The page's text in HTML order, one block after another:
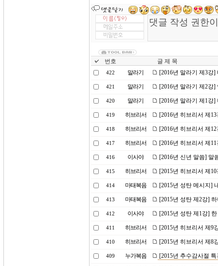
번호 글 제 목
422 말라기 [2016년 말라기 제3강
421 말라기 [2016년 말라기 제2강]
420 말라기 [2016년 말라기 제1강
419 히브리서 [2016년 히브리서 제
418 히브리서 [2016년 히브리서 제
417 히브리서 [2016년 히브리서 제
416 이사야 [2016년 신년 말씀] 말
415 히브리서 [2015년 히브리서 제
414 마태복음 [2015년 성탄 메시지]
413 마태복음 [2015년 성탄 제2강]
412 이사야 [2015년 성탄 제1강]
411 히브리서 [2015년 히브리서 제9
410 히브리서 [2015년 히브리서 제8
409 누가복음 [2015년 추수감사절